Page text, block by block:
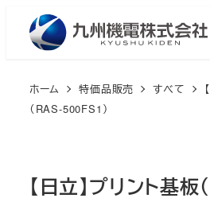
ホーム 特価品販売 すべて
（RAS-500FS1）
【日立】プリント基板